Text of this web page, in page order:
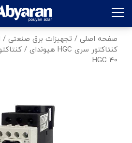
صفحه اصلی / تجهیزات برق صنعتی /
کنتاکتور سری HGC هیوندای
/
HGC 40